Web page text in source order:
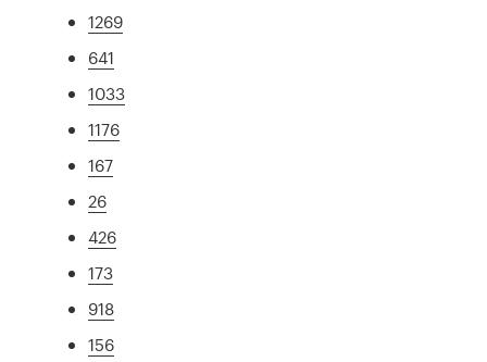
1269
641
1033
1176
167
26
426
173
918
156